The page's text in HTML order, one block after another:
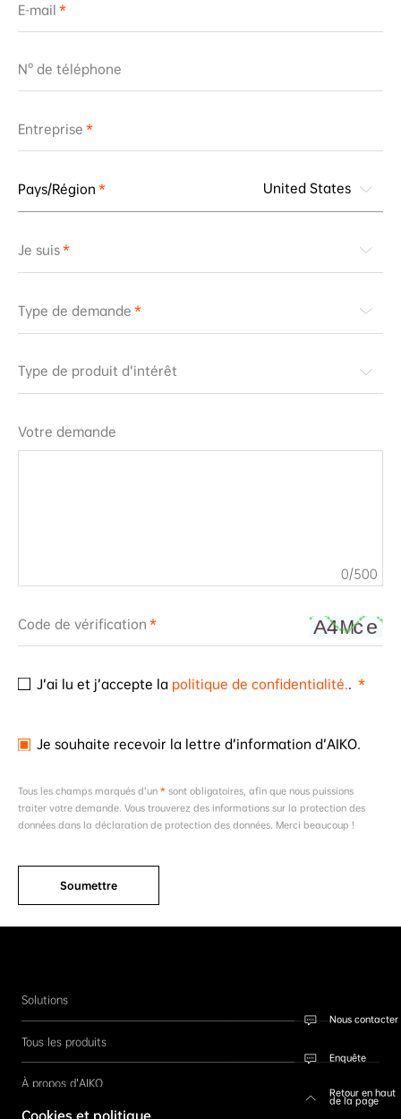
E-mail
N° de téléphone
Entreprise
Pays/Région United States
Je suis
Type de demande
Type de produit d’intérêt
Votre demande
0/500
Code de vérification
J’ai lu et j’accepte la politique de confidentialité..
Je souhaite recevoir la lettre d’information d’AIKO.
Tous les champs marqués d’un *sont obligatoires, afin que nous puissions
traiter votre demande. Vous trouverez des informations sur la protection des
données dans la déclaration de protection des données. Merci beaucoup !
Soumettre
Solutions
Tous les produits
À propos d’AIKO
Cookies et politique
Nous contacter
Enquête
Retour en haut
de la page